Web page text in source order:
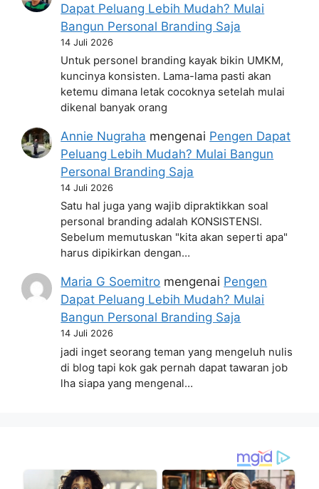
Dapat Peluang Lebih Mudah? Mulai
Bangun Personal Branding Saja
14 Juli 2026
Untuk personel branding kayak bikin UMKM,
kuncinya konsisten. Lama-lama pasti akan
ketemu dimana letak cocoknya setelah mulai
dikenal banyak orang
Annie Nugraha mengenai Pengen Dapat
Peluang Lebih Mudah? Mulai Bangun
Personal Branding Saja
14 Juli 2026
Satu hal juga yang wajib dipraktikkan soal
personal branding adalah KONSISTENSI.
Sebelum memutuskan "kita akan seperti apa"
harus dipikirkan dengan…
Maria G Soemitro mengenai Pengen
Dapat Peluang Lebih Mudah? Mulai
Bangun Personal Branding Saja
14 Juli 2026
jadi inget seorang teman yang mengeluh nulis
di blog tapi kok gak pernah dapat tawaran job
lha siapa yang mengenal…